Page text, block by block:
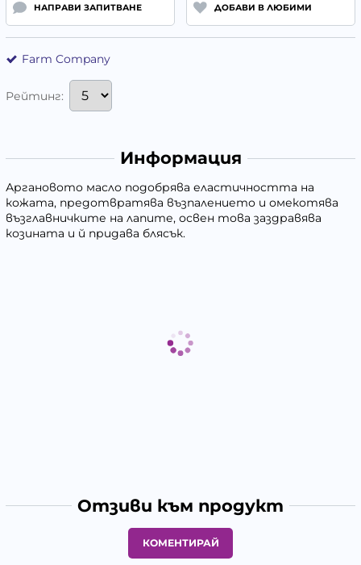
НАПРАВИ ЗАПИТВАНЕ ДОБАВИ В ЛЮБИМИ
Farm Company
Рейтинг:
Информация
Аргановото масло подобрява еластичността на
кожата, предотвратява възпалението и омекотява
възглавничките на лапите, освен това заздравява
козината и й придава блясък.
Отзиви към продукт
КОМЕНТИРАЙ